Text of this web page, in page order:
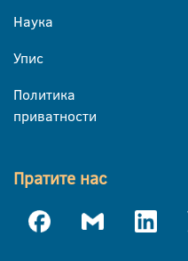
Наука
Упис
Политика
приватности
Пратите нас